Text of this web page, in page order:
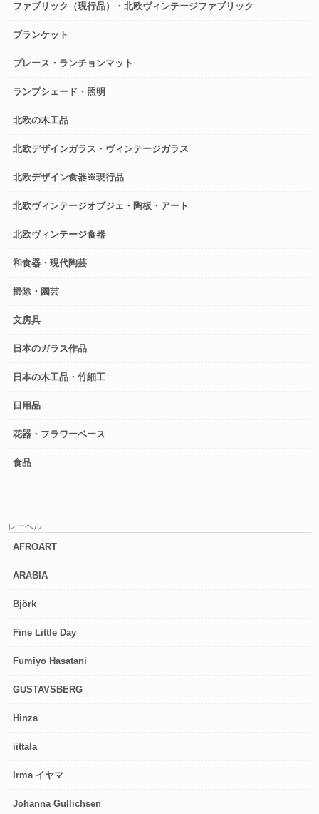
ファブリック（現行品）・北欧ヴィンテージファブリック
ブランケット
プレース・ランチョンマット
ランプシェード・照明
北欧の木工品
北欧デザインガラス・ヴィンテージガラス
北欧デザイン食器※現行品
北欧ヴィンテージオブジェ・陶板・アート
北欧ヴィンテージ食器
和食器・現代陶芸
掃除・園芸
文房具
日本のガラス作品
日本の木工品・竹細工
日用品
花器・フラワーベース
食品
レーベル
AFROART
ARABIA
Björk
Fine Little Day
Fumiyo Hasatani
GUSTAVSBERG
Hinza
iittala
Irma イヤマ
Johanna Gullichsen